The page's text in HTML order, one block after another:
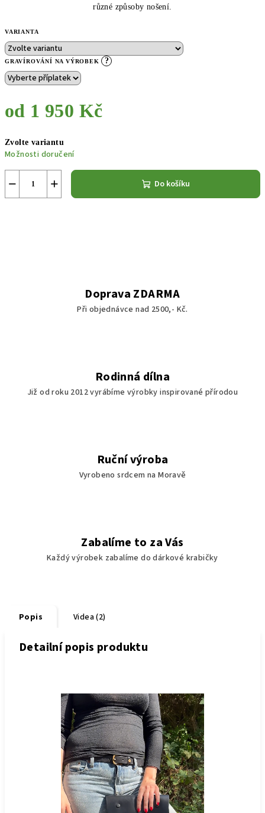
různé způsoby nošení.
VARIANTA
GRAVÍROVÁNÍ NA VÝROBEK ?
od 1 950 Kč
cena:
Zvolte variantu
Možnosti doručení
+
− Do košíku
Doprava ZDARMA
Při objednávce nad 2500,- Kč.
Rodinná dílna
Již od roku 2012 vyrábíme výrobky inspirované přírodou
Ruční výroba
Vyrobeno srdcem na Moravě
Zabalíme to za Vás
Každý výrobek zabalíme do dárkové krabičky
Popis Videa (2)
Detailní popis produktu